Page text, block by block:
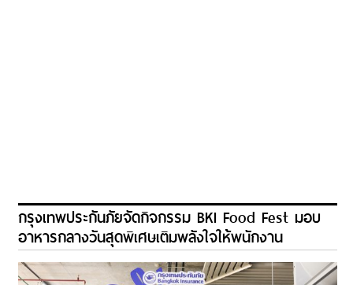
กรุงเทพประกันภัยจัดกิจกรรม BKI Food Fest มอบ
อาหารกลางวันสุดพิเศษเติมพลังใจให้พนักงาน